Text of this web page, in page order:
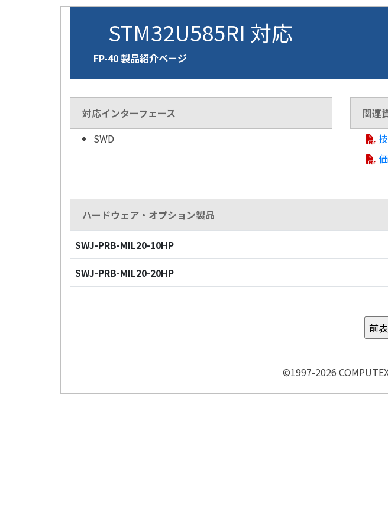
STM32U585RI 対応
FP-40 製品紹介ページ
対応インターフェース
SWD
関連
ハードウェア・オプション製品
SWJ-PRB-MIL20-10HP
SWJ-PRB-MIL20-20HP
©1997-2026